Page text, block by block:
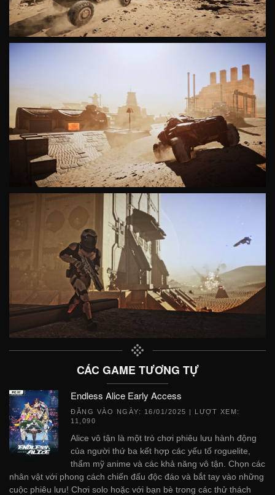
CÁC GAME TƯƠNG TỰ
Endless Alice Early Access
ĐĂNG VÀO NGÀY: 16/01/2025 | LƯỢT XEM:
11,090
Alice vô tận là một trò chơi phiêu lưu hành động
của người thứ ba kết hợp các yếu tố roguelite,
thẩm mỹ anime và các khả năng vô tận. Chọn các
nhân vật với phong cách chiến đấu độc đáo và bắt tay vào những
cuộc phiêu lưu! Chơi solo hoặc với bạn bè trong các thử thách